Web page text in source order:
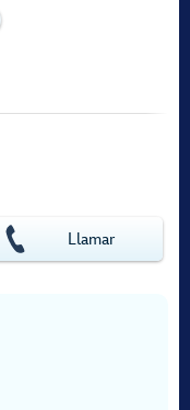
Llamar